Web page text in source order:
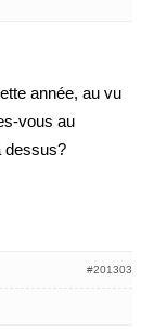
année, au vu
vous au
dessus?
#201303